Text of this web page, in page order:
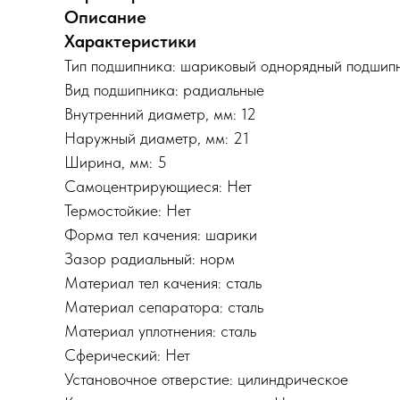
Описание
Характеристики
Тип подшипника: шариковый однорядный
Вид подшипника: радиальные
Внутренний диаметр, мм: 12
Наружный диаметр, мм: 21
Ширина, мм: 5
Самоцентрирующиеся: Нет
Термостойкие: Нет
Форма тел качения: шарики
Зазор радиальный: норм
Материал тел качения: сталь
Материал сепаратора: сталь
Материал уплотнения: сталь
Сферический: Нет
Установочное отверстие: цилиндрическое